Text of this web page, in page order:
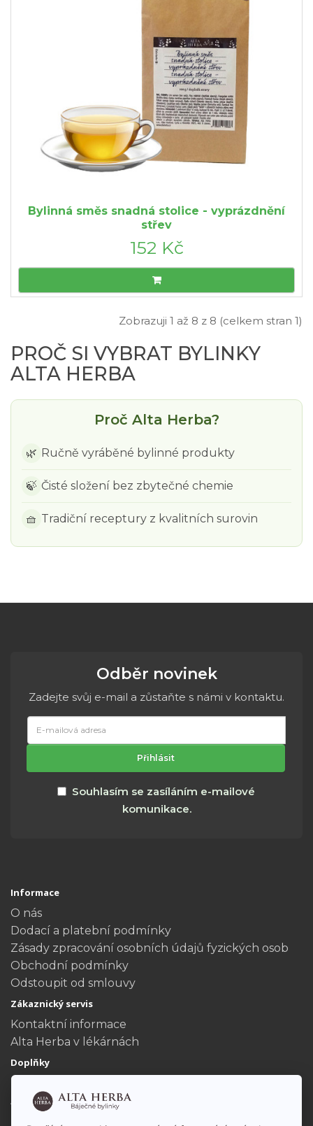
Bylinná směs snadná stolice - vyprázdnění
střev
152 Kč
Zobrazuji 1 až 8 z 8 (celkem stran 1)
PROČ SI VYBRAT BYLINKY
ALTA HERBA
Proč Alta Herba?
🌿 Ručně vyráběné bylinné produkty
🍃 Čisté složení bez zbytečné chemie
🧺 Tradiční receptury z kvalitních surovin
Odběr novinek
Zadejte svůj e-mail a zůstaňte s námi v kontaktu.
mailová
adresa
Přihlásit
Souhlasím se zasíláním e-mailové
komunikace.
Informace
O nás
Dodací a platební podmínky
Zásady zpracování osobních údajů fyzických osob
Obchodní podmínky
Odstoupit od smlouvy
Zákaznický servis
Kontaktní informace
Alta Herba v lékárnách
Doplňky
Dárkové poukazy
Akční nabídka